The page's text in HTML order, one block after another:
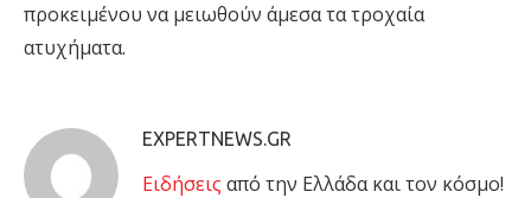
προκειμένου να μειωθούν άμεσα τα τροχαία
ατυχήματα.
EXPERTNEWS.GR
Eιδήσεις από την Ελλάδα και τον κόσμο!